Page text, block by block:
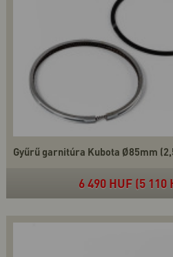
Gyűrű garnitúra Kubota Ø85mm
6 490 HUF (5 110